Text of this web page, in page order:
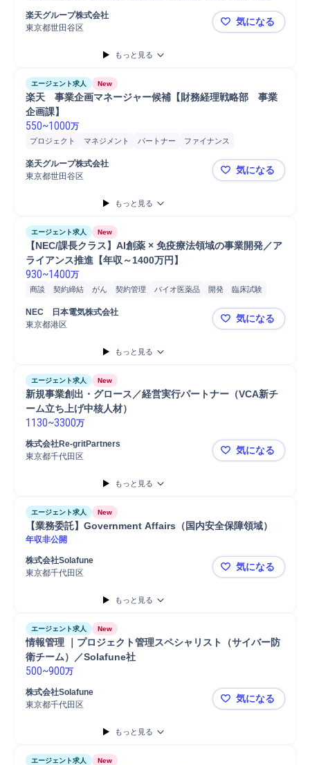
IFRS
管理会計
楽天グループ株式会社
東京都世田谷区
楽天 経理
気になる
もっと見る
エージェント求人 New
楽天　事業企画マネージャー候補【財務経理戦略部　事業
企画課】
550~1000万
プロジェクト マネジメント パートナー
ファイナンス
コンサルティング業務
楽天グループ株式会社
東京都世田谷区
楽天 事業
気になる
もっと見る
エージェント求人 New
【NEC/課長クラス】AI創薬 × 免疫療法領域の事業開発／ア
ライアンス推進【年収～1400万円】
930~1400万
商談 契約締結 がん 契約管理 バイオ医薬品 開発
臨床試験
アライアンス
事業戦略立案
条件交渉
アライアンスマネジメント
NEC　日本電気株式会社
東京都港区
【NEC/課
気になる
もっと見る
エージェント求人 New
新規事業創出・グロース／経営実行パートナー（VCA新チ
ーム立ち上げ中核人材）
1130~3300万
株式会社Re-gritPartners
東京都千代田区
新規事業創
気になる
もっと見る
エージェント求人 New
【業務委託】Government Affairs（国内安全保障領域）
年収非公開
株式会社Solafune
東京都千代田区
【業務委託
気になる
もっと見る
エージェント求人 New
情報管理 ｜プロジェクト管理スペシャリスト（サイバー防
衛チーム）／Solafune社
500~900万
株式会社Solafune
東京都千代田区
情報管理
気になる
もっと見る
エージェント求人 New